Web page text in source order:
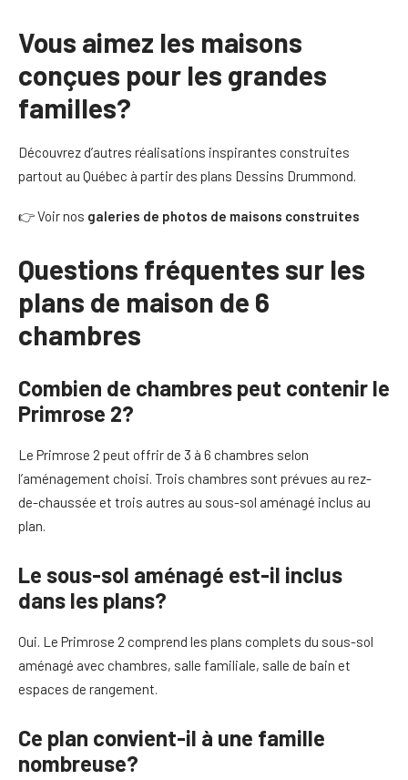
Vous aimez les maisons
conçues pour les grandes
familles?
Découvrez d’autres réalisations inspirantes construites
partout au Québec à partir des plans Dessins Drummond.
👉 Voir nos galeries de photos de maisons construites
Questions fréquentes sur les
plans de maison de 6
chambres
Combien de chambres peut contenir le
Primrose 2?
Le Primrose 2 peut offrir de 3 à 6 chambres selon
l’aménagement choisi. Trois chambres sont prévues au rez-
de-chaussée et trois autres au sous-sol aménagé inclus au
plan.
Le sous-sol aménagé est-il inclus
dans les plans?
Oui. Le Primrose 2 comprend les plans complets du sous-sol
aménagé avec chambres, salle familiale, salle de bain et
espaces de rangement.
Ce plan convient-il à une famille
nombreuse?